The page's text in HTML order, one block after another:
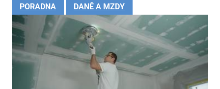
PORADNA DANĚ A MZDY